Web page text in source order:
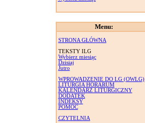
Menu:
STRONA GŁÓWNA
TEKSTY ILG
Wybierz miesiąc
Dzisiaj
Jutro
WPROWADZENIE DO LG (OWLG)
LITURGIA HORARUM
KALENDARZ LITURGICZNY
DODATEK
INDEKSY
POMOC
CZYTELNIA